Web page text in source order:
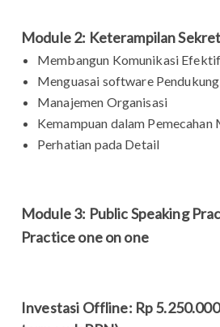
Module 2: Keterampilan
Membangun Komunikasi
Menguasai software
Manajemen Organisasi
Kemampuan dalam Pemecahan
Perhatian pada Detail
Module 3: Public Speaking
Practice one on one
Investasi Offline: Rp